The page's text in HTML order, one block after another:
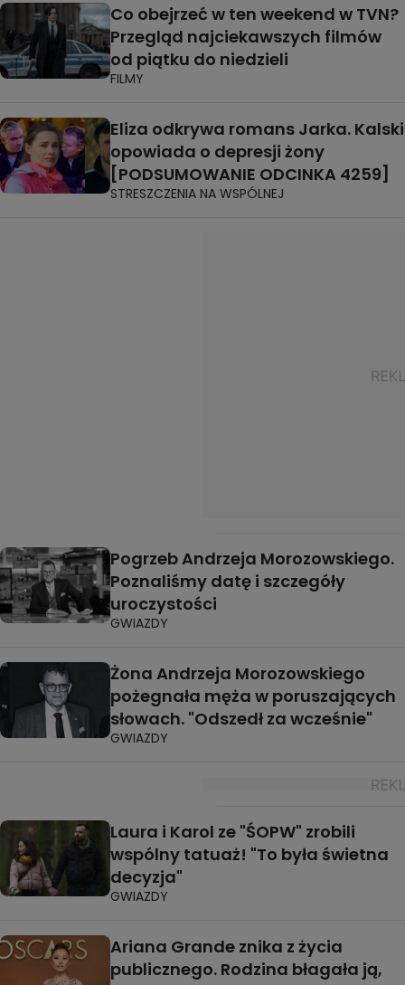
Co obejrzeć w ten weekend w TVN?
Przegląd najciekawszych filmów
od piątku do niedzieli
FILMY
Eliza odkrywa romans Jarka. Kalski
opowiada o depresji żony
[PODSUMOWANIE ODCINKA 4259]
STRESZCZENIA NA WSPÓLNEJ
Pogrzeb Andrzeja Morozowskiego.
Poznaliśmy datę i szczegóły
uroczystości
GWIAZDY
Żona Andrzeja Morozowskiego
pożegnała męża w poruszających
słowach. "Odszedł za wcześnie"
GWIAZDY
Laura i Karol ze "ŚOPW" zrobili
wspólny tatuaż! "To była świetna
decyzja"
GWIAZDY
Ariana Grande znika z życia
publicznego. Rodzina błagała ją,